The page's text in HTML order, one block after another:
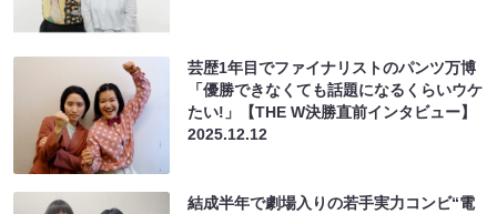
芸歴1年目でファイナリストのパンツ万博
「優勝できなくても話題になるくらいウケ
たい!」【THE W決勝直前インタビュー】
2025.12.12
結成半年で劇場入りの若手実力コンビ“電